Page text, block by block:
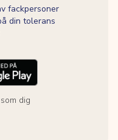
fackpersoner
din tolerans
dig